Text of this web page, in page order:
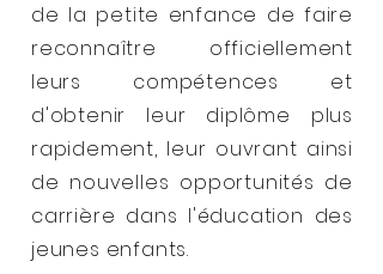
de la petite enfance de faire
reconnaître officiellement
leurs compétences et
d'obtenir leur diplôme plus
rapidement, leur ouvrant ainsi
de nouvelles opportunités de
carrière dans l'éducation des
jeunes enfants.